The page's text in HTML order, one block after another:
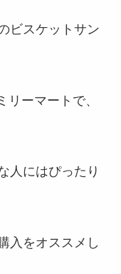
ビスケットサン
ーマートで、
人にはぴったり
入をオススメし